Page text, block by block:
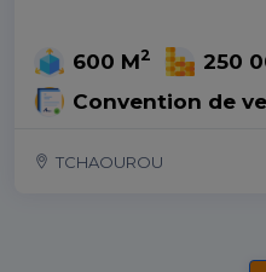
600 M2
250
Convention de
TCHAOUROU